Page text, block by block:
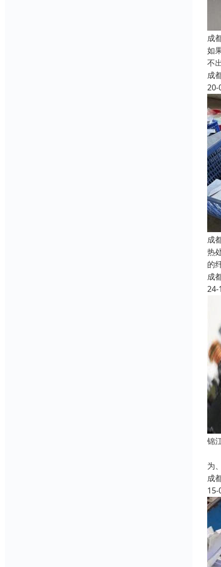
成
如
不
成
20-
成
热
的
成
24-
锦
为
成
15-